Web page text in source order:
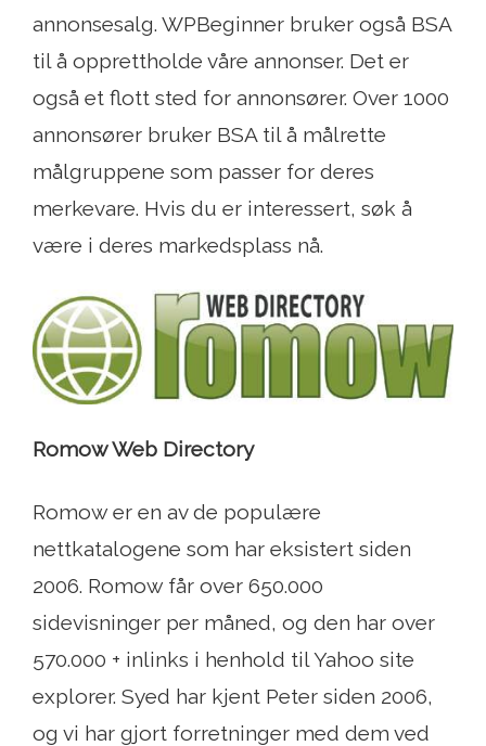
annonsesalg. WPBeginner bruker også BSA
til å opprettholde våre annonser. Det er
også et flott sted for annonsører. Over 1000
annonsører bruker BSA til å målrette
målgruppene som passer for deres
merkevare. Hvis du er interessert, søk å
være i deres markedsplass nå.
Romow Web Directory
Romow er en av de populære
nettkatalogene som har eksistert siden
2006. Romow får over 650.000
sidevisninger per måned, og den har over
570.000 + inlinks i henhold til Yahoo site
explorer. Syed har kjent Peter siden 2006,
og vi har gjort forretninger med dem ved